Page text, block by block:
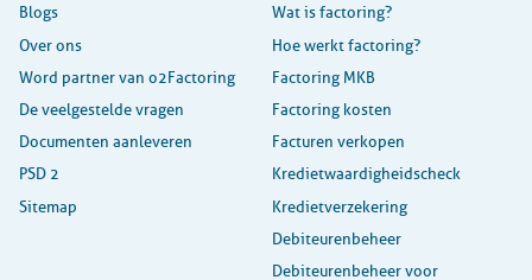
Blogs
Over ons
Word partner van o2Factoring
De veelgestelde vragen
Documenten aanleveren
PSD 2
Sitemap
Wat is factoring?
Hoe werkt factoring?
Factoring MKB
Factoring kosten
Facturen verkopen
Kredietwaardigheidscheck
Kredietverzekering
Debiteurenbeheer
Debiteurenbeheer voor